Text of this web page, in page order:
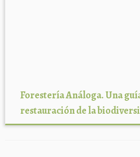
Forestería Análoga. Una
restauración de la